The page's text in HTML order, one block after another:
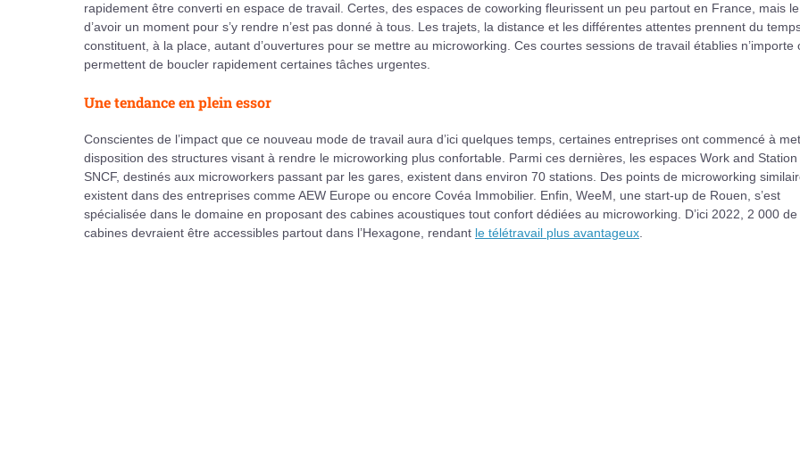
rapidement être converti en espace de travail. Certes, des espaces de coworking fleurissent un peu partout en France, mais
d’avoir un moment pour s’y rendre n’est pas donné à tous. Les trajets, la distance et les différentes attentes prennent du
constituent, à la place, autant d’ouvertures pour se mettre au microworking. Ces courtes sessions de travail établies n’importe
permettent de boucler rapidement certaines tâches urgentes.
Une tendance en plein essor
Conscientes de l’impact que ce nouveau mode de travail aura d’ici quelques temps, certaines entreprises ont commencé à
disposition des structures visant à rendre le microworking plus confortable. Parmi ces dernières, les espaces Work and Station
SNCF, destinés aux microworkers passant par les gares, existent dans environ 70 stations. Des points de microworking
existent dans des entreprises comme AEW Europe ou encore Covéa Immobilier. Enfin, WeeM, une start-up de Rouen, s’est
spécialisée dans le domaine en proposant des cabines acoustiques tout confort dédiées au microworking. D’ici 2022, 2 000 de
cabines devraient être accessibles partout dans l’Hexagone, rendant le télétravail plus avantageux